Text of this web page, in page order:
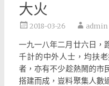
大火
2018-03-26 admin
一九一八年二月廿六日，
千計的中外人士，均扶
者， 亦有不少趁熱鬧的市
搭建而成， 豈料聚集人數